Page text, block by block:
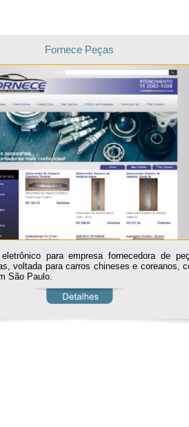
Fornece Peças
para empresa fornecedora de
voltada para carros chineses e coreanos,
São Paulo.